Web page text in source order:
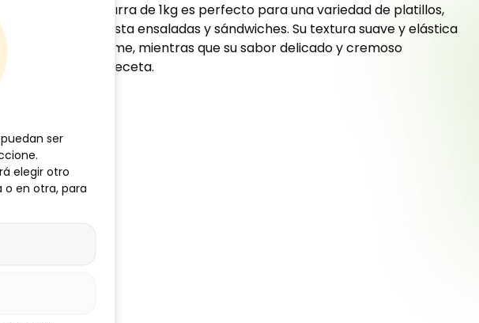
Mozzarella en barra de 1kg es perfecto para una variedad de platillos,
y lasañas hasta ensaladas y sándwiches. Su textura suave y elástica
un fundido uniforme, mientras que su sabor delicado y cremoso
cualquier receta.
ser
elegir otro
en otra, para
ser
elegir otro
en otra, para